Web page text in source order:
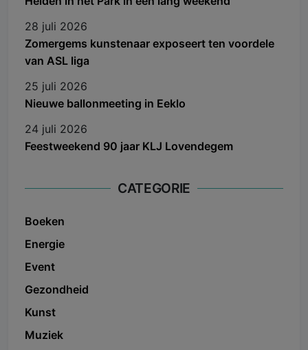
28 juli 2026
Zomergems kunstenaar exposeert ten voordele
van ASL liga
25 juli 2026
Nieuwe ballonmeeting in Eeklo
24 juli 2026
Feestweekend 90 jaar KLJ Lovendegem
CATEGORIE
Boeken
Energie
Event
Gezondheid
Kunst
Muziek